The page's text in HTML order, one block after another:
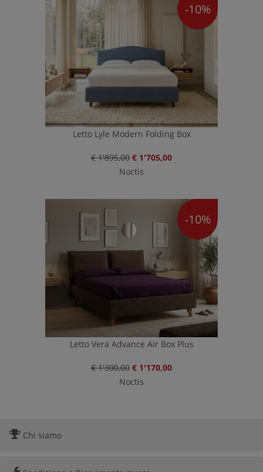
-10%
Letto Lyle Modern Folding Box
€ 1'895,00 € 1'705,00
Noctis
-10%
Letto Vera Advance Air Box Plus
€ 1'300,00 € 1'170,00
Noctis
Chi siamo